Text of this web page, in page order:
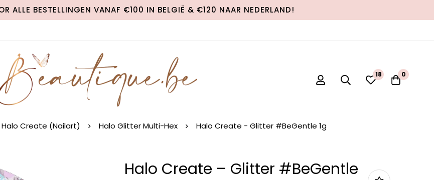
ALLE BESTELLINGEN VANAF €100 IN BELGIË & €120 NAAR NEDERLAND!
0 0
Halo Create (Nailart) Halo Glitter Multi-Hex Halo Create - Glitter #BeGentle 1g
Halo Create – Glitter #BeGentle